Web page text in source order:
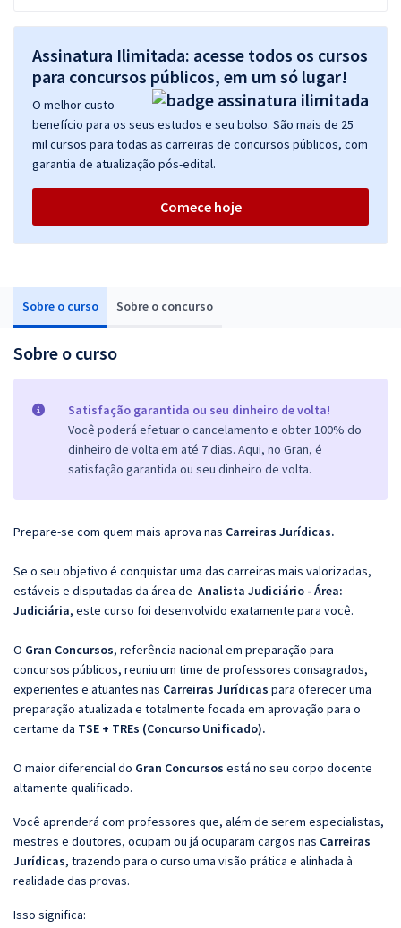
Sobre o curso Sobre o concurso
Sobre o curso
Satisfação garantida ou seu dinheiro de volta!
Você poderá efetuar o cancelamento e obter 100% do
dinheiro de volta em até 7 dias. Aqui, no Gran, é
satisfação garantida ou seu dinheiro de volta.
Prepare-se com quem mais aprova nas Carreiras Jurídicas.
Se o seu objetivo é conquistar uma das carreiras mais valorizadas,
estáveis e disputadas da área de Analista Judiciário - Área:
Judiciária, este curso foi desenvolvido exatamente para você.
O Gran Concursos, referência nacional em preparação para
concursos públicos, reuniu um time de professores consagrados,
experientes e atuantes nas Carreiras Jurídicas para oferecer uma
preparação atualizada e totalmente focada em aprovação para o
certame da TSE + TREs (Concurso Unificado).
O maior diferencial do Gran Concursos está no seu corpo docente
altamente qualificado.
Você aprenderá com professores que, além de serem especialistas,
mestres e doutores, ocupam ou já ocuparam cargos nas Carreiras
Jurídicas, trazendo para o curso uma visão prática e alinhada à
realidade das provas.
Isso significa:
Assinatura Ilimitada: acesse todos os cursos
para concursos públicos, em um só lugar!
O melhor custo
benefício para os seus estudos e seu bolso. São mais de 25
mil cursos para todas as carreiras de concursos públicos, com
garantia de atualização pós-edital.
Comece hoje